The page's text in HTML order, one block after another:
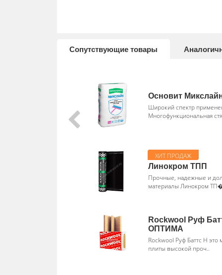
Сопутствующие товары
Основит
Широкий спектр
Многофункциональная
Линокром ТПП
Прочные, надежные и
материалы Линокром
Rockwool Руф
ОПТИМА
Rockwool Руф Баттс Н
плиты высокой проч..